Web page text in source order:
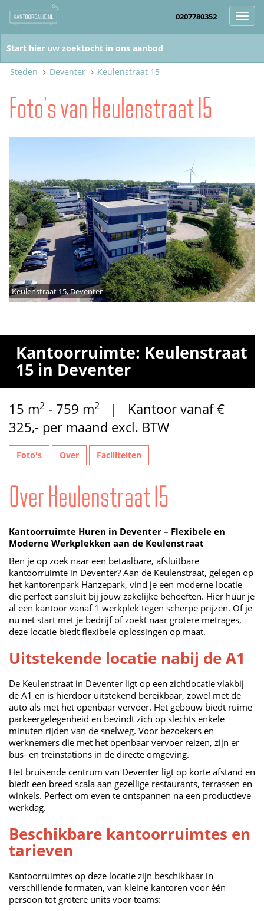
0207780352
Steden Deventer Keulenstraat 15
Foto's van Keulenstraat 15
Keulenstraat 15, Deventer
Kantoorruimte: Keulenstraat
15 in Deventer
15 m2 - 759 m2
| Kantoor vanaf €
325,- per maand excl. BTW
Foto's Over Faciliteiten
Over Keulenstraat 15
Kantoorruimte Huren in Deventer – Flexibele en
Moderne Werkplekken aan de Keulenstraat
Ben je op zoek naar een betaalbare, afsluitbare
kantoorruimte in Deventer? Aan de Keulenstraat, gelegen op
het kantorenpark Hanzepark, vind je een moderne locatie
die perfect aansluit bij jouw zakelijke behoeften. Hier huur je
al een kantoor vanaf 1 werkplek tegen scherpe prijzen. Of je
nu net start met je bedrijf of zoekt naar grotere metrages,
deze locatie biedt flexibele oplossingen op maat.
Uitstekende locatie nabij de A1
De Keulenstraat in Deventer ligt op een zichtlocatie vlakbij
de A1 en is hierdoor uitstekend bereikbaar, zowel met de
auto als met het openbaar vervoer. Het gebouw biedt ruime
parkeergelegenheid en bevindt zich op slechts enkele
minuten rijden van de snelweg. Voor bezoekers en
werknemers die met het openbaar vervoer reizen, zijn er
bus- en treinstations in de directe omgeving.
Het bruisende centrum van Deventer ligt op korte afstand en
biedt een breed scala aan gezellige restaurants, terrassen en
winkels. Perfect om even te ontspannen na een productieve
werkdag.
Beschikbare kantoorruimtes en
tarieven
Kantoorruimtes op deze locatie zijn beschikbaar in
verschillende formaten, van kleine kantoren voor één
persoon tot grotere units voor teams: